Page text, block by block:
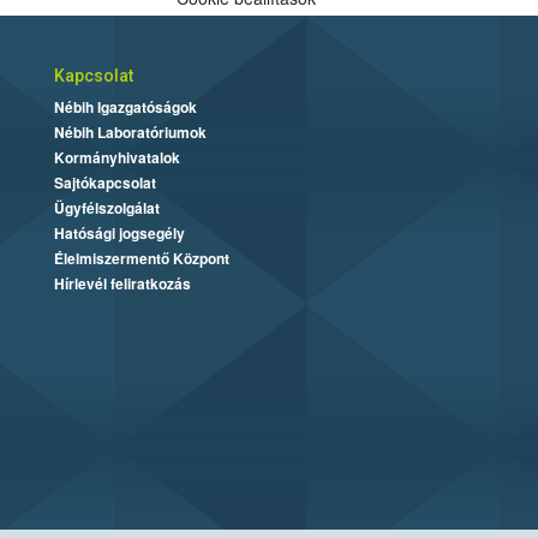
Kapcsolat
Nébih Igazgatóságok
Nébih Laboratóriumok
Kormányhivatalok
Sajtókapcsolat
Ügyfélszolgálat
Hatósági jogsegély
Élelmiszermentő Központ
Hírlevél feliratkozás